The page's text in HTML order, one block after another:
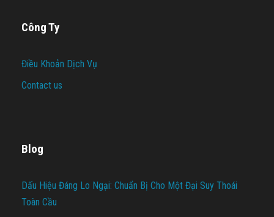
Công Ty
Điều Khoản Dịch Vụ
Contact us
Blog
Dấu Hiệu Đáng Lo Ngại: Chuẩn Bị Cho Một Đại Suy Thoái
Toàn Cầu